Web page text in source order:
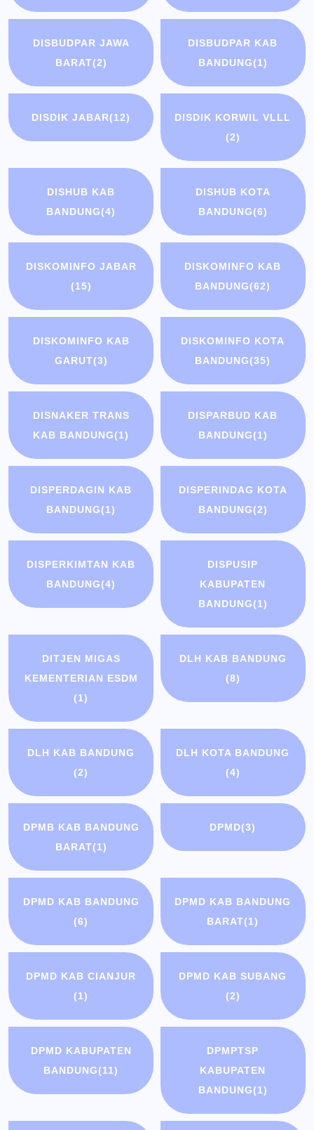
DISBUDPAR JAWA
BARAT(2)
DISBUDPAR KAB
BANDUNG(1)
DISDIK JABAR(12)
DISDIK KORWIL VLLL
(2)
DISHUB KAB
BANDUNG(4)
DISHUB KOTA
BANDUNG(6)
DISKOMINFO JABAR
(15)
DISKOMINFO KAB
BANDUNG(62)
DISKOMINFO KAB
GARUT(3)
DISKOMINFO KOTA
BANDUNG(35)
DISNAKER TRANS
KAB BANDUNG(1)
DISPARBUD KAB
BANDUNG(1)
DISPERDAGIN KAB
BANDUNG(1)
DISPERINDAG KOTA
BANDUNG(2)
DISPERKIMTAN KAB
BANDUNG(4)
DISPUSIP
KABUPATEN
BANDUNG(1)
DITJEN MIGAS
KEMENTERIAN ESDM
(1)
DLH KAB BANDUNG
(8)
DLH KAB BANDUNG
(2)
DLH KOTA BANDUNG
(4)
DPMB KAB BANDUNG
BARAT(1)
DPMD(3)
DPMD KAB BANDUNG
(6)
DPMD KAB BANDUNG
BARAT(1)
DPMD KAB CIANJUR
(1)
DPMD KAB SUBANG
(2)
DPMD KABUPATEN
BANDUNG(11)
DPMPTSP
KABUPATEN
BANDUNG(1)